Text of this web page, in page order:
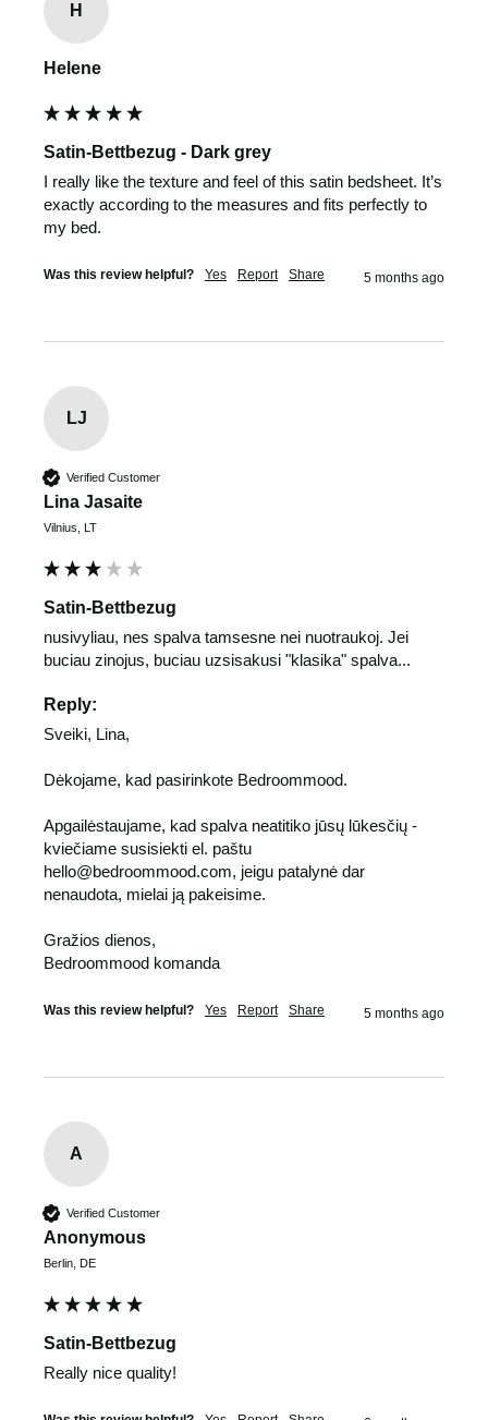
H
Helene
Satin-Bettbezug - Dark grey
I really like the texture and feel of this satin bedsheet. It’s
exactly according to the measures and fits perfectly to
my bed.
Was this review helpful? Yes Report Share 5 months ago
LJ
Verified Customer
Lina Jasaite
Vilnius, LT
Satin-Bettbezug
nusivyliau, nes spalva tamsesne nei nuotraukoj. Jei
buciau zinojus, buciau uzsisakusi "klasika" spalva...
Reply:
Sveiki, Lina,
Dėkojame, kad pasirinkote Bedroommood.
Apgailėstaujame, kad spalva neatitiko jūsų lūkesčių -
kviečiame susisiekti el. paštu
hello@bedroommood.com, jeigu patalynė dar
nenaudota, mielai ją pakeisime.
Gražios dienos,
Bedroommood komanda
Was this review helpful? Yes Report Share 5 months ago
A
Verified Customer
Anonymous
Berlin, DE
Satin-Bettbezug
Really nice quality!